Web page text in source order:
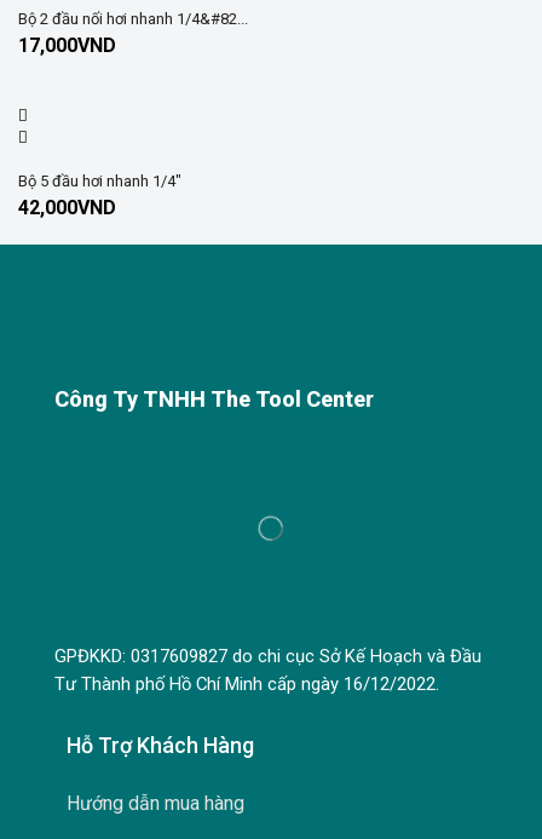
Bộ 2 đầu nối hơi nhanh 1/4&#82...
17,000VND
Bộ 5 đầu hơi nhanh 1/4″
42,000VND
Công Ty TNHH The Tool Center
GPĐKKD: 0317609827 do chi cục Sở Kế Hoạch và Đầu
Tư Thành phố Hồ Chí Minh cấp ngày 16/12/2022.
Hỗ Trợ Khách Hàng
Hướng dẫn mua hàng